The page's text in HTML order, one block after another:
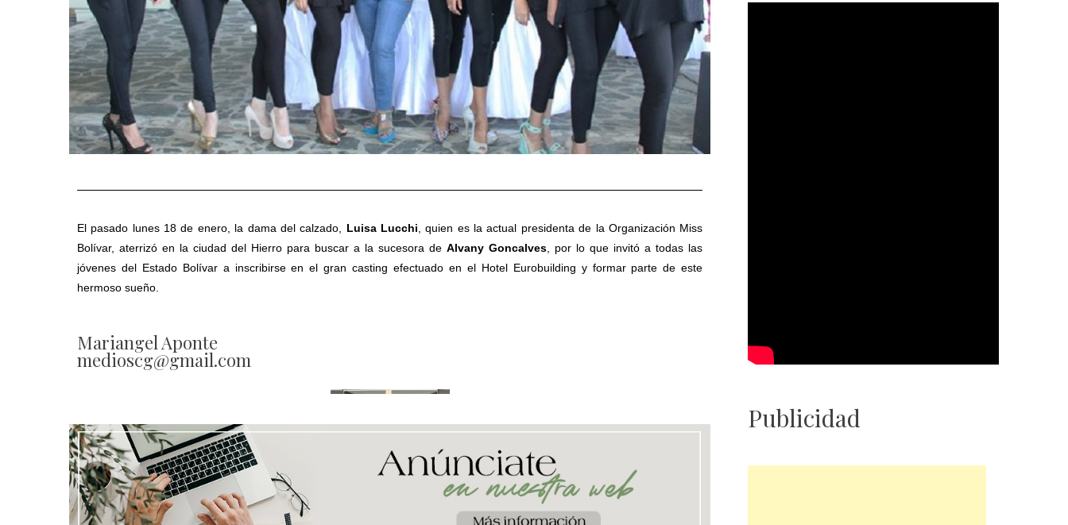
El pasado lunes 18 de enero, la dama del calzado, Luisa Lucchi , quien es la actual presidenta de la Organización Miss
Bolívar, aterrizó en la ciudad del Hierro para buscar a la sucesora deAlvany Goncalves , por lo que invitó a todas las
jóvenes del Estado Bolívar a inscribirse en el gran casting efectuado en el Hotel Eurobuilding y formar parte de este
hermoso sueño.
Mariangel Aponte
medioscg@gmail.com
Publicidad